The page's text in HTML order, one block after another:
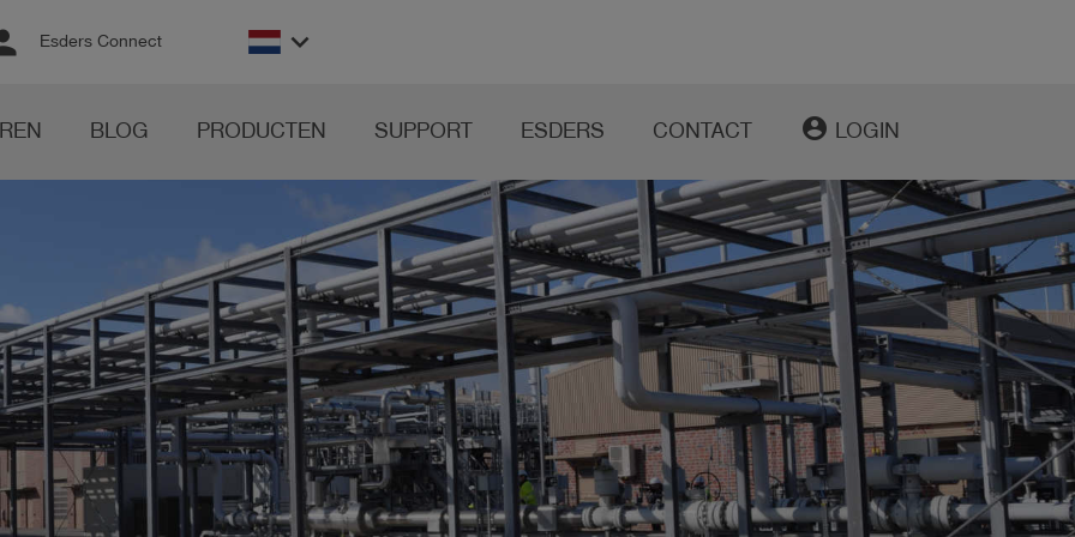
Esders Connect keyboard_arrow_down
BLOG PRODUCTEN SUPPORT ESDERS CONTACT account_circle LOGIN